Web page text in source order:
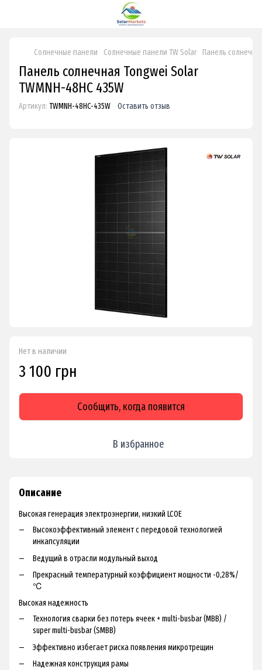
Солнечные панели Солнечные панели TW Solar Панель
Панель солнечная Tongwei Solar
TWMNH-48HC 435W
Артикул: TWMNH-48HC-435W Оставить отзыв
Нет в наличии
3 100 грн
Сообщить, когда появится
В избранное
Описание
Высокая генерация электроэнергии, низкий LCOE
Высокоэффективный элемент с передовой технологией
инкапсуляции
Ведущий в отрасли модульный выход
Прекрасный температурный коэффициент мощности -0,28%/
℃
Высокая надежность
Технология сварки без потерь ячеек + multi-busbar (MBB) /
super multi-busbar (SMBB)
Эффективно избегает риска появления микротрещин
Надежная конструкция рамы